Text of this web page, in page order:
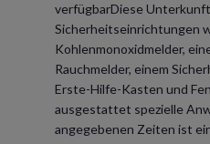
verfügbarDiese
Sicherheitseinrichtungen
Kohlenmonoxidmelder,
Rauchmelder, einem
Erste-Hilfe-Kasten und
ausgestattet spezielle
angegebenen Zeiten ist